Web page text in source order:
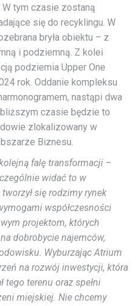
W tym czasie zostaną
się do recyklingu. W
bryła obiektu – z
i podziemną. Z kolei
podziemia Upper One
rok. Oddanie kompleksu
nastąpi dwa
czasie będzie to
zlokalizowany w
Biznesu.
falę transformacji –
widać to w
się rodzimy rynek
współczesności
projektom, których
dobrobycie najemców,
Wyburzając Atrium
na rozwój inwestycji, która
tego terenu oraz spełni
miejskiej. Nie chcemy